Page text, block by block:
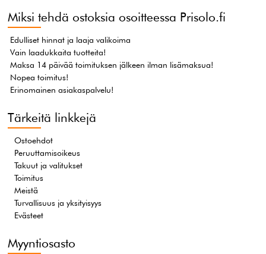
Miksi tehdä ostoksia osoitteessa Prisolo.fi
Edulliset hinnat ja laaja valikoima
Vain laadukkaita tuotteita!
Maksa 14 päivää toimituksen jälkeen ilman lisämaksua!
Nopea toimitus!
Erinomainen asiakaspalvelu!
Tärkeitä linkkejä
Ostoehdot
Peruuttamisoikeus
Takuut ja valitukset
Toimitus
Meistä
Turvallisuus ja yksityisyys
Evästeet
Myyntiosasto